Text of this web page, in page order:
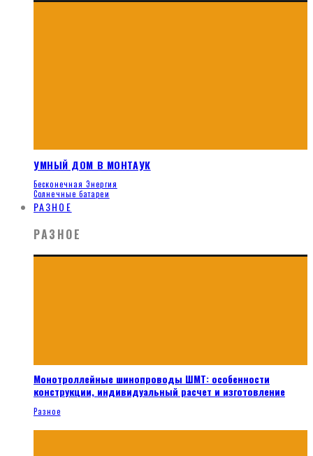
УМНЫЙ ДОМ В МОНТАУК
Бесконечная Энергия
Солнечные батареи
РАЗНОЕ
РАЗНОЕ
Монотроллейные шинопроводы ШМТ: особенности
конструкции, индивидуальный расчет и изготовление
Разное